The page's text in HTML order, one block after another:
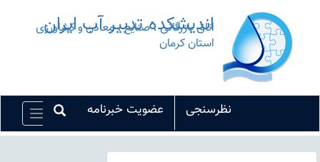
اندیشکده تدبیر آب ایران
اتاق بازرگانی ، صنایع ، معادن و کشاورزی
استان کرمان
Toggle
عضویت خبرنامه نظرسنجی